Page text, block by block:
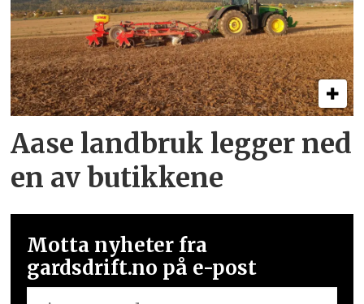
Aase landbruk legger ned
en av butikkene
Motta nyheter fra
gardsdrift.no på e-post